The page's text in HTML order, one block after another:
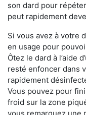
son dard pour
peut rapidement
Si vous avez à votre
en usage pour
Ôtez le dard à l’aide
resté enfoncer dans
rapidement
Vous pouvez pour
froid sur la zone